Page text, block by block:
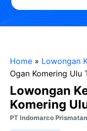
Home » Lowongan
Ogan Komering Ulu
Lowongan
Komering
PT Indomarco